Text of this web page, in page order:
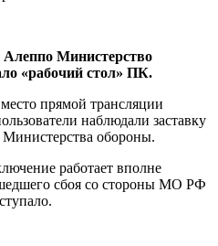
Министерство
«рабочий стол» ПК.
прямой трансляции
наблюдали заставку
обороны.
работает вполне
сбоя со стороны МО РФ